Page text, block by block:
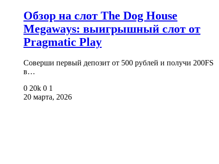
Обзор на слот The Dog House
Megaways: выигрышный слот от
Pragmatic Play
Соверши первый депозит от 500 рублей и получи 200FS
в…
0 20k 0 1
20 марта, 2026